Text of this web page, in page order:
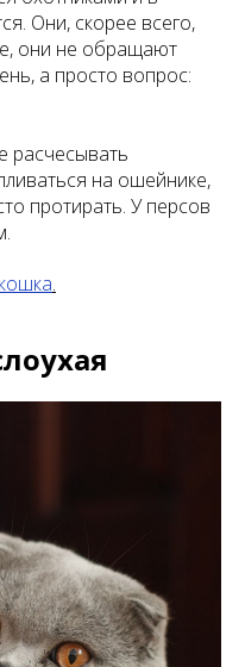
Они, скорее всего,
они не обращают
а просто вопрос:
расчесывать
на ошейнике,
протирать. У персов
.